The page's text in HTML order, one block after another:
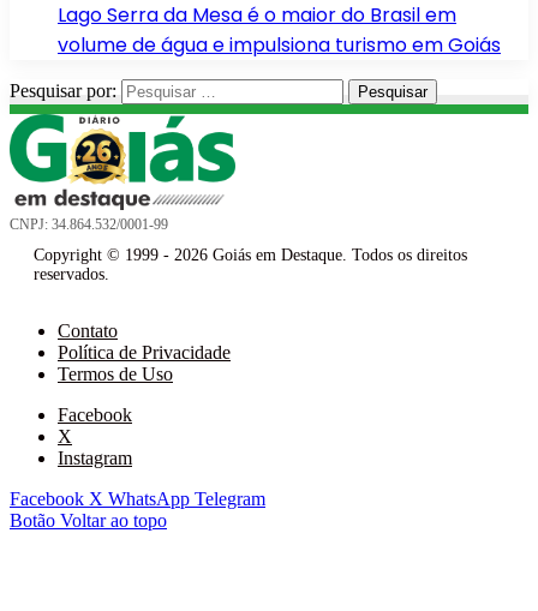
Lago Serra da Mesa é o maior do Brasil em
volume de água e impulsiona turismo em Goiás
Pesquisar por:
CNPJ: 34.864.532/0001-99
Copyright © 1999 - 2026 Goiás em Destaque. Todos os direitos
reservados.
Contato
Política de Privacidade
Termos de Uso
Facebook
X
Instagram
Facebook X WhatsApp Telegram
Botão Voltar ao topo